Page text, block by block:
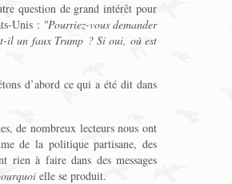
question de grand intérêt pour
Unis : "Pourriez-vous demander
il un faux Trump ? Si oui, où est
d’abord ce qui a été dit dans
de nombreux lecteurs nous ont
de la politique partisane, des
rien à faire dans des messages
elle se produit.